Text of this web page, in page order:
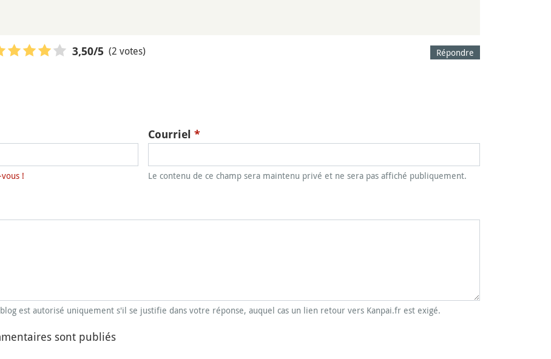
Répondre
3,50/5 (2 votes)
!
Courriel *
Le contenu de ce champ sera maintenu privé et ne sera pas affiché publiquement.
est autorisé uniquement s'il se justifie dans votre réponse, auquel cas un lien retour vers Kanpai.fr est exigé.
sont publiés